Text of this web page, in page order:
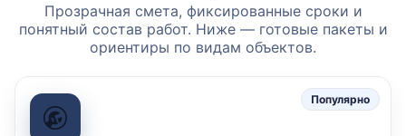
Прозрачная смета, фиксированные сроки и
понятный состав работ. Ниже — готовые пакеты и
ориентиры по видам объектов.
Популярно